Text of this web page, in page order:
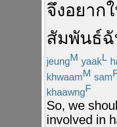
จึงอยาก
สัมพันธ์
jeungM yaakL
khwaamM sam
khaawngF
So, we
involved in